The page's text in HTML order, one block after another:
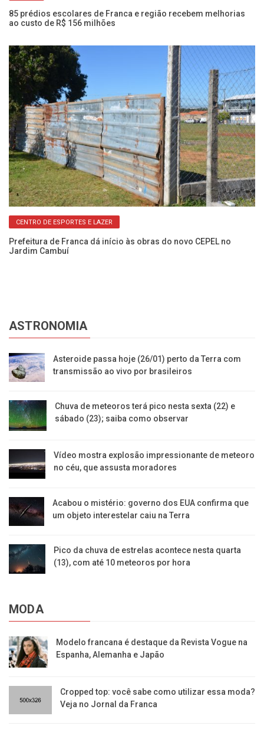
85 prédios escolares de Franca e região recebem melhorias
ao custo de R$ 156 milhões
CENTRO DE ESPORTES E LAZER
Prefeitura de Franca dá início às obras do novo CEPEL no
Jardim Cambuí
ASTRONOMIA
Asteroide passa hoje (26/01) perto da Terra com
transmissão ao vivo por brasileiros
Chuva de meteoros terá pico nesta sexta (22) e
sábado (23); saiba como observar
Vídeo mostra explosão impressionante de meteoro
no céu, que assusta moradores
Acabou o mistério: governo dos EUA confirma que
um objeto interestelar caiu na Terra
Pico da chuva de estrelas acontece nesta quarta
(13), com até 10 meteoros por hora
MODA
Modelo francana é destaque da Revista Vogue na
Espanha, Alemanha e Japão
Cropped top: você sabe como utilizar essa moda?
Veja no Jornal da Franca